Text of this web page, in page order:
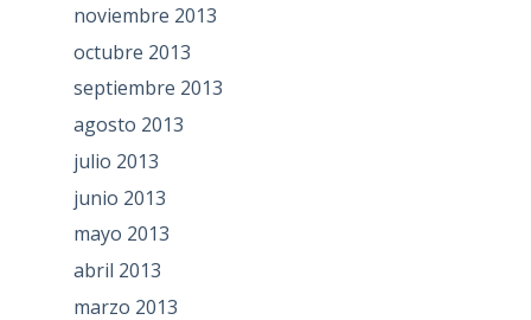
noviembre 2013
octubre 2013
septiembre 2013
agosto 2013
julio 2013
junio 2013
mayo 2013
abril 2013
marzo 2013